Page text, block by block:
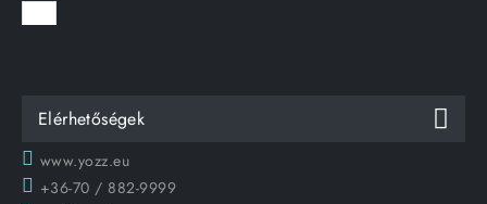
Elérhetőségek
www.yozz.eu
+36-70 / 882-9999